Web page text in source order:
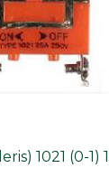
1021 (0-1)